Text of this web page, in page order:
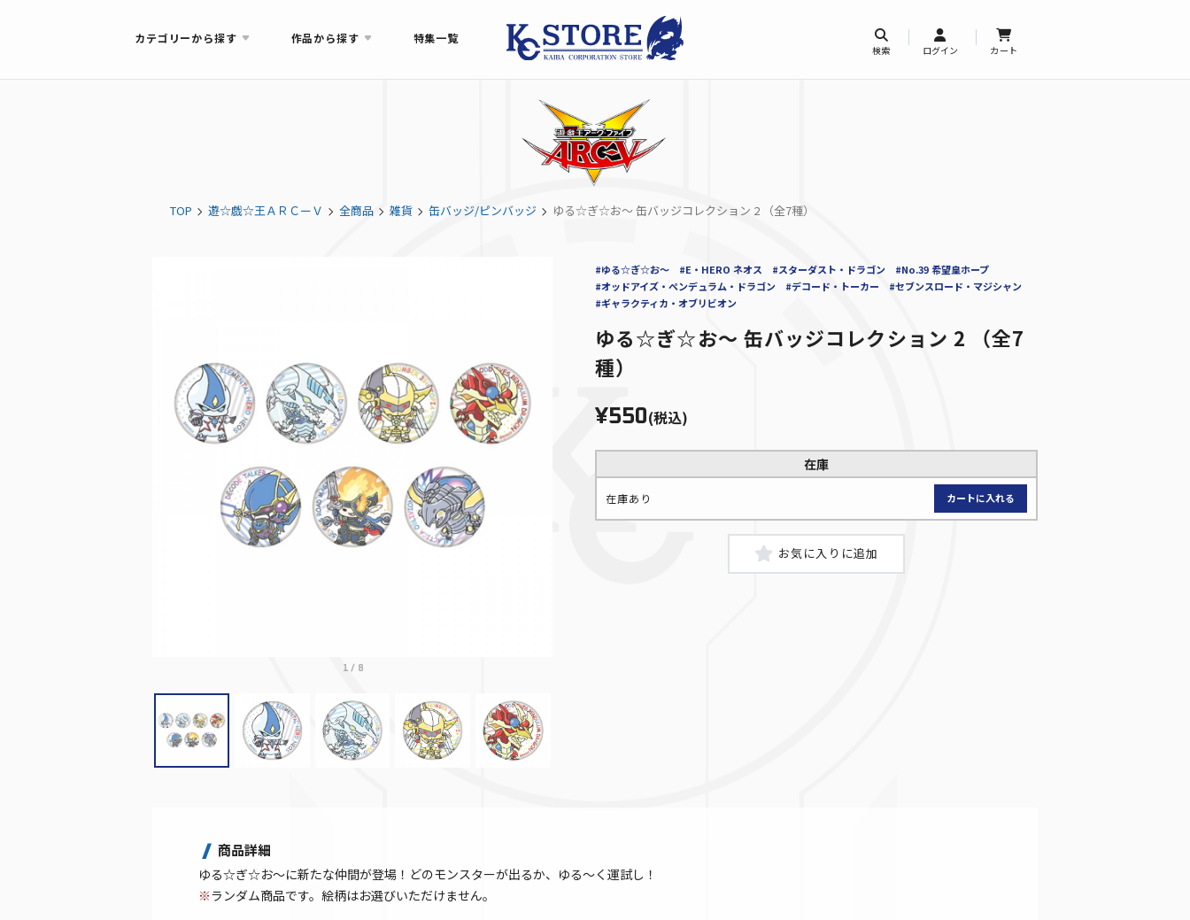
カテゴリーから探す 作品から探す 特集一覧
検索 ログイン カート
TOP 遊☆戯☆王ＡＲＣーＶ 全商品 雑貨 缶バッジ/ピンバッジ ゆる☆ぎ☆お～ 缶バッジコレクション 2 （全7種）
1/ 8
#ゆる☆ぎ☆お～ #E・HERO ネオス #スターダスト・ドラゴン
#No.39 希望皇ホープ
#オッドアイズ・ペンデュラム・ドラゴン
#デコード・トーカー
#セブンスロード・マジシャン
#ギャラクティカ・オブリビオン
ゆる☆ぎ☆お～ 缶バッジコレクション 2 （全7
種）
¥550(税込)
在庫
在庫あり
商品詳細
ゆる☆ぎ☆お～に新たな仲間が登場！どのモンスターが出るか、ゆる～く運試し！
※ランダム商品です。絵柄はお選びいただけません。